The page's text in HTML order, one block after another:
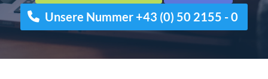
Unsere Nummer +43 (0) 50 2155 - 0